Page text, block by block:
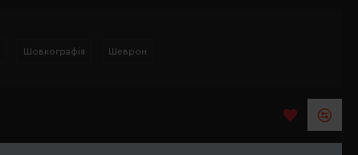
Шовкографія Шеврон